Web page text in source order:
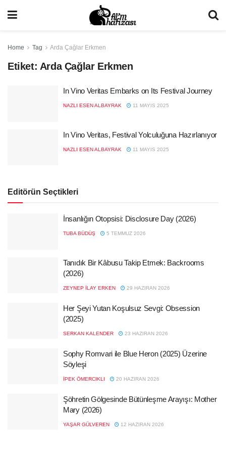
Home Tag Arda Çağlar Erkmen
Etiket: Arda Çağlar Erkmen
In Vino Veritas Embarks on Its Festival Journey
NAZLI ESEN ALBAYRAK 11 MAYIS 2025
In Vino Veritas, Festival Yolculuğuna Hazırlanıyor
NAZLI ESEN ALBAYRAK 11 MAYIS 2025
Editörün Seçtikleri
İnsanlığın Otopsisi: Disclosure Day (2026)
TUBA BÜDÜŞ 5 TEMMUZ 2026
Tanıdık Bir Kâbusu Takip Etmek: Backrooms
(2026)
ZEYNEP İLAY ERKEN 29 HAZIRAN 2026
Her Şeyi Yutan Koşulsuz Sevgi: Obsession
(2025)
SERKAN KALENDER 23 HAZIRAN 2026
Sophy Romvari ile Blue Heron (2025) Üzerine
Söyleşi
İPEK ÖMERCIKLI 20 HAZIRAN 2026
Şöhretin Gölgesinde Bütünleşme Arayışı: Mother
Mary (2026)
YAŞAR GÜLVEREN 12 HAZIRAN 2026